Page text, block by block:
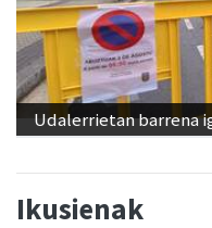
Udalerrietan barrena
Ikusienak